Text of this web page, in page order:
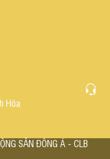
Hóa
SẢN ĐÔNG Á - CLB